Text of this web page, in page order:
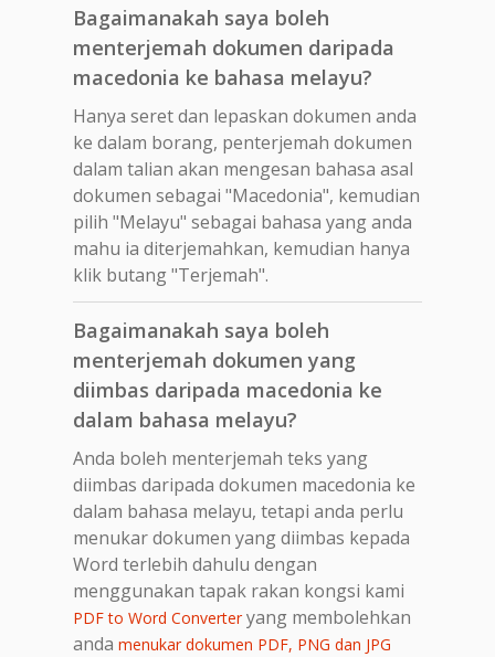
Bagaimanakah saya boleh
menterjemah dokumen daripada
macedonia ke bahasa melayu?
Hanya seret dan lepaskan dokumen anda
ke dalam borang, penterjemah dokumen
dalam talian akan mengesan bahasa asal
dokumen sebagai "Macedonia", kemudian
pilih "Melayu" sebagai bahasa yang anda
mahu ia diterjemahkan, kemudian hanya
klik butang "Terjemah".
Bagaimanakah saya boleh
menterjemah dokumen yang
diimbas daripada macedonia ke
dalam bahasa melayu?
Anda boleh menterjemah teks yang
diimbas daripada dokumen macedonia ke
dalam bahasa melayu, tetapi anda perlu
menukar dokumen yang diimbas kepada
Word terlebih dahulu dengan
menggunakan tapak rakan kongsi kami
PDF to Word Converteryang membolehkan
anda menukar dokumen PDF, PNG dan JPG